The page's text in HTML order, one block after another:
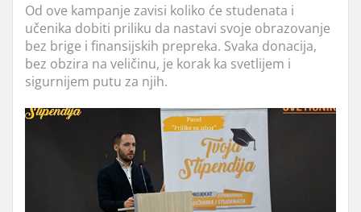
Od ove kampanje zavisi koliko će studenata i
učenika dobiti priliku da nastavi svoje obrazovanje
bez brige i finansijskih prepreka. Svaka donacija,
bez obzira na veličinu, je korak ka svetlijem i
sigurnijem putu za njih.